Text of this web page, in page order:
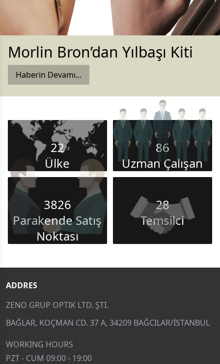
Morlin Bron’dan Yılbaşı Kiti
Haberin Devamı...
22
Ülke
86
Uzman Çalışan
3826
Parakende Satış
Noktası
28
Temsilci
ADDRES
ZENO GRUP OPTIK LTD. ŞTI.
BAĞLAR, KOÇMAN CD. 37 A, 34209 BAĞCILAR/İSTANBUL
WORKING HOURS
PZT - CUM 09:00 - 19:00